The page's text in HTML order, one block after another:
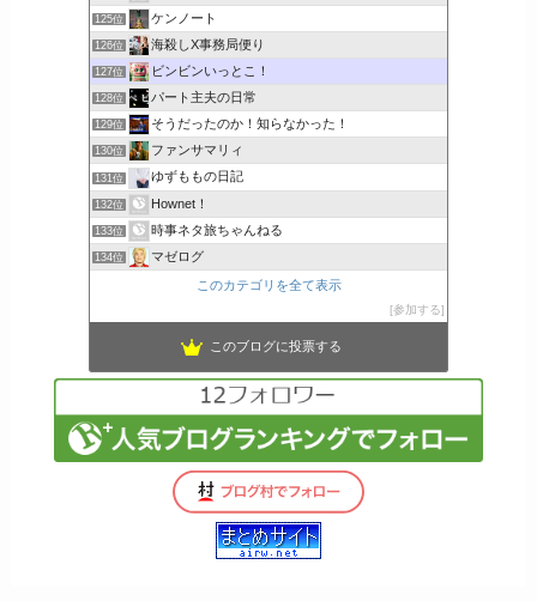
125位 ケンノート
126位 海殺しX事務局便り
127位 ビンビンいっとこ！
128位 パート主夫の日常
129位 そうだったのか！知らなかった！
130位 ファンサマリィ
131位 ゆずももの日記
132位 Hownet！
133位 時事ネタ旅ちゃんねる
134位 マゼログ
このカテゴリを全て表示
参加する
このブログに投票する